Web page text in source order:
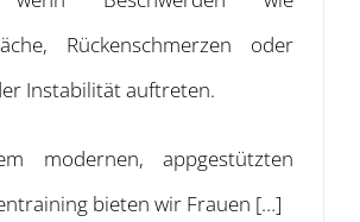
Rückenschmerzen oder
Instabilität auftreten.
modernen, appgestützten
bieten wir Frauen […]